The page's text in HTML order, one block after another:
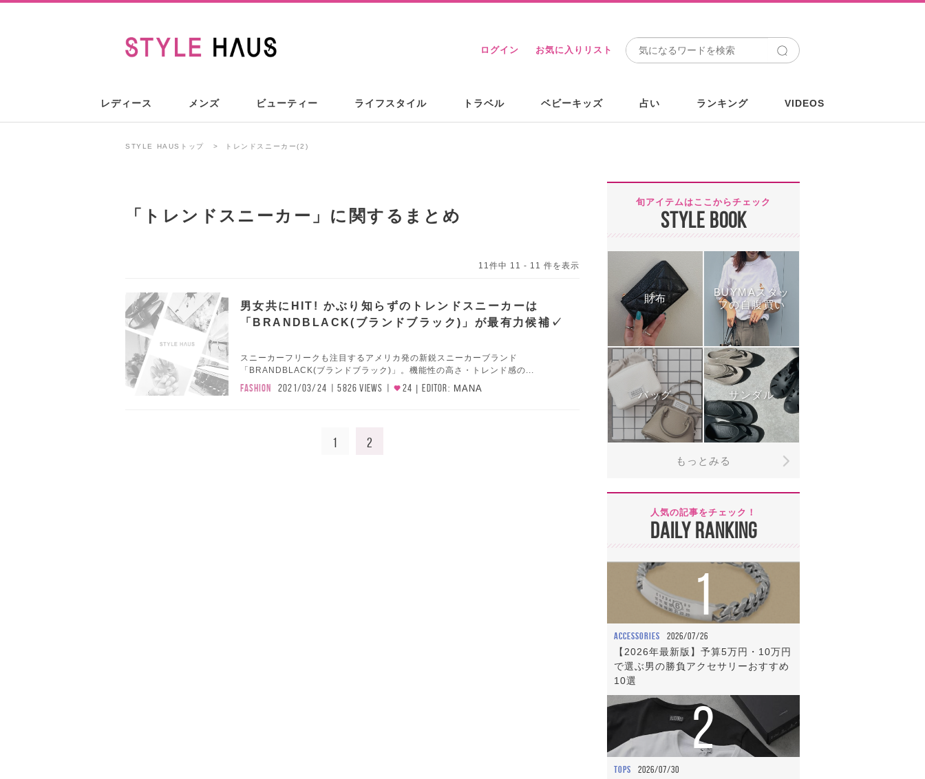
ログイン お気に入りリスト
レディース メンズ ビューティー ライフスタイル トラベル ベビーキッズ 占い ランキング VIDEOS
STYLE HAUSトップ トレンドスニーカー(2)
「 トレンドスニーカー 」に関するまとめ
11件中 11 - 11 件を表示
男女共にHIT! かぶり知らずのトレンドスニーカーは
「BRANDBLACK(ブランドブラック)」が最有力候補✓
スニーカーフリークも注目するアメリカ発の新鋭スニーカーブランド
「BRANDBLACK(ブランドブラック)」。機能性の高さ・トレンド感の...
FASHION 2021/03/24 5826 VIEWS 24 EDITOR: MANA
1 2
旬アイテムはここからチェック
STYLE BOOK
財布
BUYMAスタッ
フの自腹買い
バッグ サンダル
もっとみる
人気の記事をチェック！
DAILY RANKING
1
ACCESSORIES 2026/07/26
【2026年最新版】予算5万円・10万円
で選ぶ男の勝負アクセサリーおすすめ
10選
2
TOPS 2026/07/30